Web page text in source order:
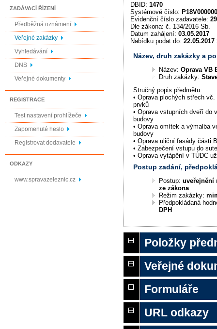
ZADÁVACÍ ŘÍZENÍ
Předběžná oznámení
Veřejné zakázky
Vyhledávání
DNS
Veřejné dokumenty
REGISTRACE
Test nastavení prohlížeče
Zapomenuté heslo
Registrovat dodavatele
ODKAZY
www.spravazeleznic.cz
DBID: 1470
Systémové číslo:
Evidenční číslo zadavatele:
Dle zákona: č. 134/2016 Sb.
Datum zahájení: 03.05.2017
Nabídku podat do: 22.05.2017
Název, druh zakázky a
Název:Oprava VB
Druh zakázky:
Stručný popis předmětu:
• Oprava plochých střech
prvků
• Oprava vstupních dveří do
budovy
• Oprava omítek a výmalba
budovy
• Oprava uliční fasády části
• Zabezpečení vstupu do
• Oprava vytápění v TÚDC
Postup zadání,
Postup:uveřejnění
ze zákona
Režim zakázky:
Předpokládaná
DPH
Položky
Veřejné
Formuláře
URL odkazy